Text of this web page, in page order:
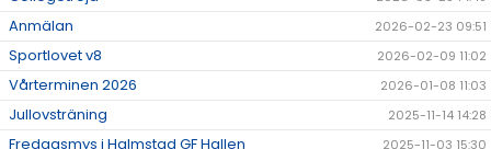
Anmälan 2026-02-23 09:51
Sportlovet v8 2026-02-09 11:02
Vårterminen 2026 2026-01-08 11:03
Jullovsträning 2025-11-14 14:28
Fredagsmys i Halmstad GF Hallen 2025-11-03 15:30